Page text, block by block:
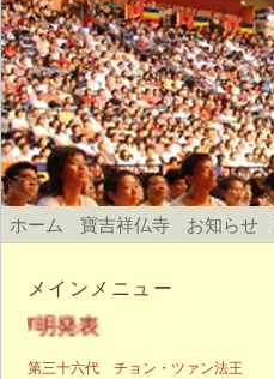
ホーム 寶吉祥仏寺 お知らせ
メインメニュー
第三十六代 チョン・ツァン法王